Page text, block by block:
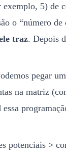
5) de
o “número de
traz. Depois
pegar
na matriz
essa
potenciais >